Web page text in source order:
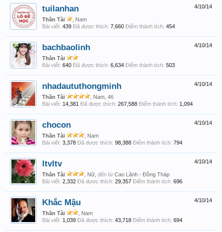
4/10/14
tuilanhan
Thần Tài
, Nam
Bài viết: 439 Đã được thích: 7,660 Điểm thành tích: 454
4/10/14
bachbaolinh
Thần Tài
Bài viết: 640 Đã được thích: 6,634 Điểm thành tích: 503
4/10/14
nhadaututhongminh
Thần Tài
, Nam, 46
Bài viết: 14,381 Đã được thích: 267,588 Điểm thành tích: 1,094
4/10/14
chocon
Thần Tài
, Nam
Bài viết: 3,378 Đã được thích: 98,388 Điểm thành tích: 794
4/10/14
ltvltv
Thần Tài , Nữ, đến từ Cao Lãnh - Đồng Tháp
Bài viết: 2,332 Đã được thích: 29,357 Điểm thành tích: 696
4/10/14
Khắc Mậu
Thần Tài
, Nam
Bài viết: 1,039 Đã được thích: 43,718 Điểm thành tích: 694